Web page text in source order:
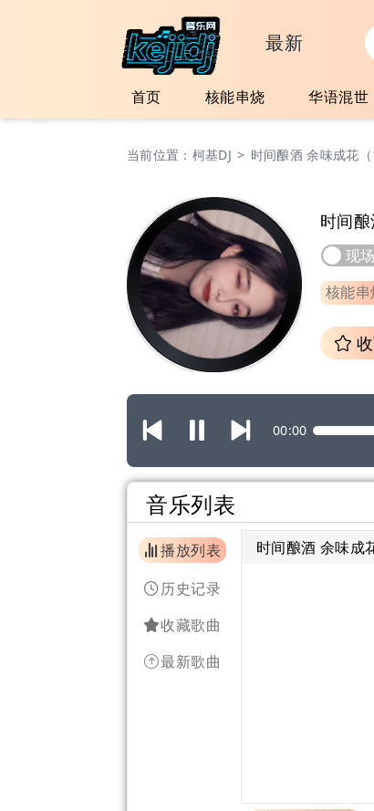
最新
首页 核能串烧 华语混世
当前位置： 柯基DJ > 时间酿酒 余味成花
现场
时间
核能串
00:00
音乐列表
播放列表
历史记录
收藏歌曲
最新歌曲
时间酿酒 余味成